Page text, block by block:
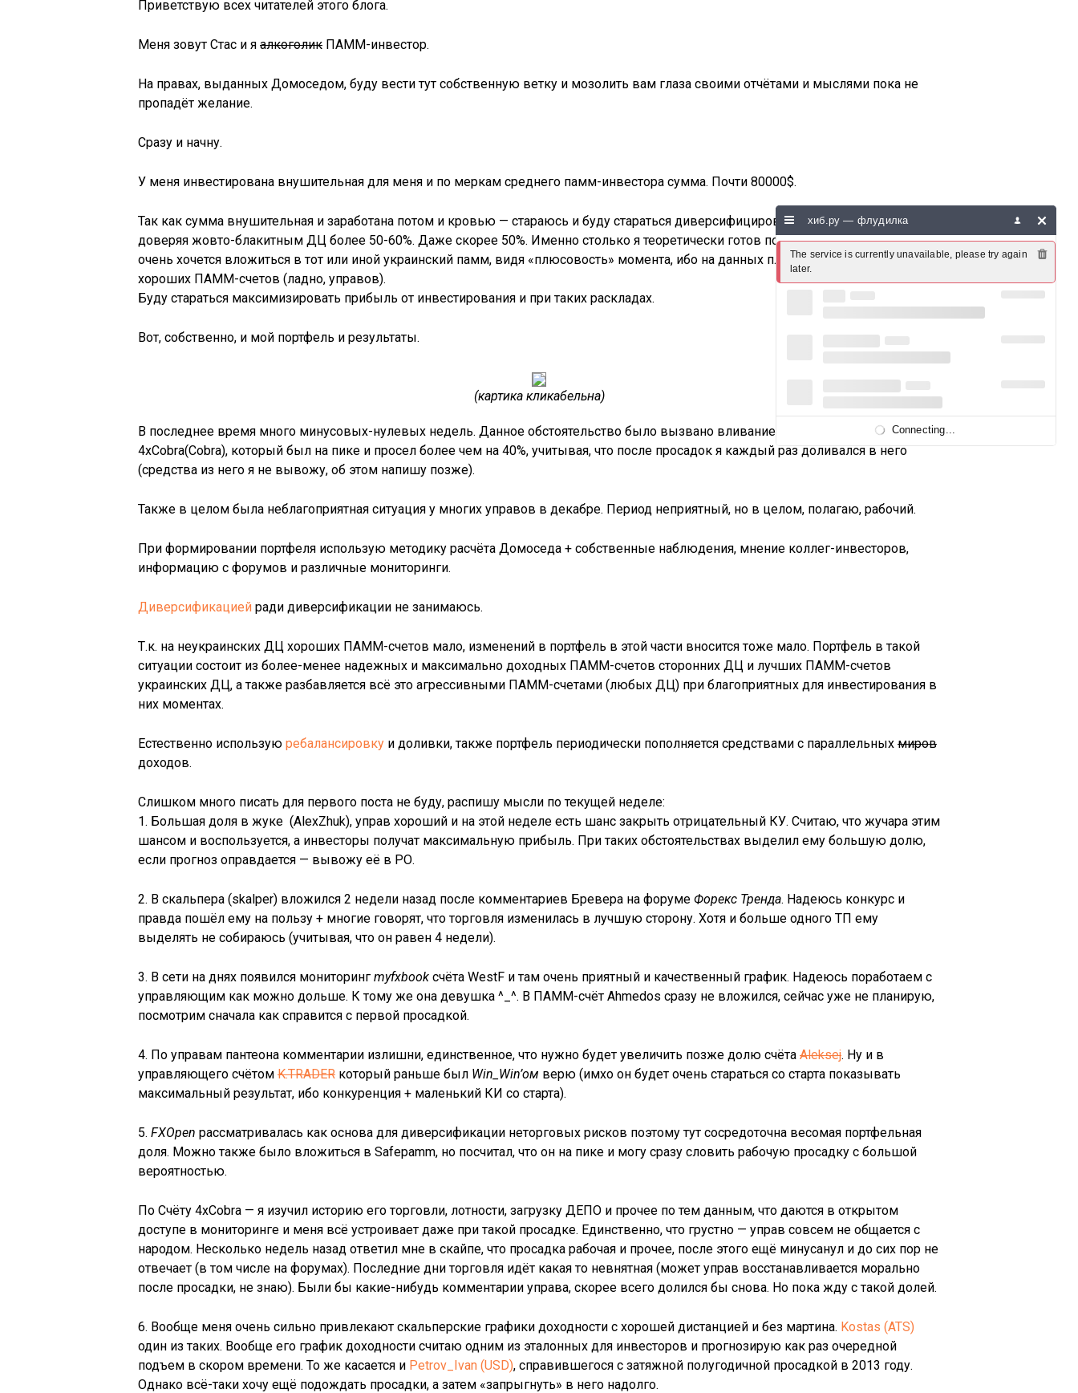
Приветствую всех читателей этого блога.
Меня зовут Стас и я алкоголик ПАММ-инвестор.
На правах, выданных Домоседом, буду вести тут собственную ветку и мозолить вам глаза своими отчётами и мыслями пока не
пропадёт желание.
Сразу и начну.
У меня инвестирована внушительная для меня и по меркам среднего памм-инвестора сумма. Почти 80000$.
Так как сумма внушительная и заработана потом и кровью — стараюсь и буду стараться диверсифицировать неторговые риски, не
доверяя жовто-блакитным ДЦ более 50-60%. Даже скорее 50%. Именно столько я теоретически готов потерять :(. Хотя порой уж
очень хочется вложиться в тот или иной украинский памм, видя «плюсовость» момента, ибо на данных площадках очень много
хороших ПАММ-счетов (ладно, управов).
Буду стараться максимизировать прибыль от инвестирования и при таких раскладах.
Вот, собственно, и мой портфель и результаты.
(картика кликабельна)
В последнее время много минусовых-нулевых недель. Данное обстоятельство было вызвано вливанием в декабре в
4xCobra(Cobra), который был на пике и просел более чем на 40%, учитывая, что после просадок я каждый раз доливался в него
(средства из него я не вывожу, об этом напишу позже).
Также в целом была неблагоприятная ситуация у многих управов в декабре. Период неприятный, но в целом, полагаю, рабочий.
При формировании портфеля использую методику расчёта Домоседа + собственные наблюдения, мнение коллег-инвесторов,
информацию с форумов и различные мониторинги.
Диверсификацией ради диверсификации не занимаюсь.
Т.к. на неукраинских ДЦ хороших ПАММ-счетов мало, изменений в портфель в этой части вносится тоже мало. Портфель в такой
ситуации состоит из более-менее надежных и максимально доходных ПАММ-счетов сторонних ДЦ и лучших ПАММ-счетов
украинских ДЦ, а также разбавляется всё это агрессивными ПАММ-счетами (любых ДЦ) при благоприятных для инвестирования в
них моментах.
Естественно использую ребалансировку и доливки, также портфель периодически пополняется средствами с параллельных миров
доходов.
Слишком много писать для первого поста не буду, распишу мысли по текущей неделе:
1. Большая доля в жуке (AlexZhuk), управ хороший и на этой неделе есть шанс закрыть отрицательный КУ. Считаю, что жучара этим
шансом и воспользуется, а инвесторы получат максимальную прибыль. При таких обстоятельствах выделил ему большую долю,
если прогноз оправдается — вывожу её в РО.
2. В скальпера (skalper) вложился 2 недели назад после комментариев Бревера на форуме Форекс Тренда. Надеюсь конкурс и
правда пошёл ему на пользу + многие говорят, что торговля изменилась в лучшую сторону. Хотя и больше одного ТП ему
выделять не собираюсь (учитывая, что он равен 4 недели).
3. В сети на днях появился мониторинг myfxbook счёта WestF и там очень приятный и качественный график. Надеюсь поработаем с
управляющим как можно дольше. К тому же она девушка ^_^. В ПАММ-счёт Ahmedos сразу не вложился, сейчас уже не планирую,
посмотрим сначала как справится с первой просадкой.
4. По управам пантеона комментарии излишни, единственное, что нужно будет увеличить позже долю счёта Aleksej. Ну и в
управляющего счётом K.TRADER который раньше был Win_Win’ом верю (имхо он будет очень стараться со старта показывать
максимальный результат, ибо конкуренция + маленький КИ со старта).
5. FXOpen рассматривалась как основа для диверсификации неторговых рисков поэтому тут сосредоточна весомая портфельная
доля. Можно также было вложиться в Safepamm, но посчитал, что он на пике и могу сразу словить рабочую просадку с большой
вероятностью.
По Счёту 4xCobra — я изучил историю его торговли, лотности, загрузку ДЕПО и прочее по тем данным, что даются в открытом
доступе в мониторинге и меня всё устроивает даже при такой просадке. Единственно, что грустно — управ совсем не общается с
народом. Несколько недель назад ответил мне в скайпе, что просадка рабочая и прочее, после этого ещё минусанул и до сих пор не
отвечает (в том числе на форумах). Последние дни торговля идёт какая то невнятная (может управ восстанавливается морально
после просадки, не знаю). Были бы какие-нибудь комментарии управа, скорее всего долился бы снова. Но пока жду с такой долей.
6. Вообще меня очень сильно привлекают скальперские графики доходности с хорошей дистанцией и без мартина. Kostas (ATS)
один из таких. Вообще его график доходности считаю одним из эталонных для инвесторов и прогнозирую как раз очередной
подъем в скором времени. То же касается и Petrov_Ivan (USD), справившегося с затяжной полугодичной просадкой в 2013 году.
Однако всё-таки хочу ещё подождать просадки, а затем «запрыгнуть» в него надолго.
хиб.ру — флудилка
The service is currently unavailable, please try again
later.
Connecting...